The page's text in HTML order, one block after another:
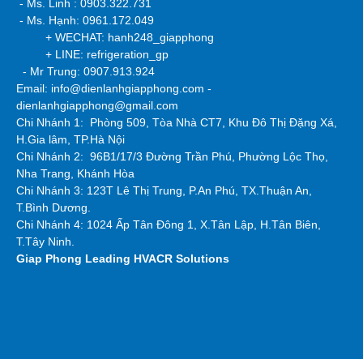
- Ms. Linh : 0903.322.731
- Ms. Hạnh: 0961.172.049
+ WECHAT: hanh248_giapphong
+ LINE: refrigeration_gp
- Mr Trung: 0907.913.924
Email: info@dienlanhgiapphong.com -
dienlanhgiapphong@gmail.com
Chi Nhánh 1: Phòng 509, Tòa Nhà CT7, Khu Đô Thị Đặng Xá,
H.Gia lâm, TP.Hà Nội
Chi Nhánh 2: 96B1/17/3 Đường Trần Phú, Phường Lộc Thọ,
Nha Trang, Khánh Hòa
Chi Nhánh 3: 123T Lê Thị Trung, P.An Phú, TX.Thuận An,
T.Bình Dương.
Chi Nhánh 4: 1024 Ấp Tân Đông 1, X.Tân Lập, H.Tân Biên,
T.Tây Ninh.
Giap Phong Leading HVACR Solutions